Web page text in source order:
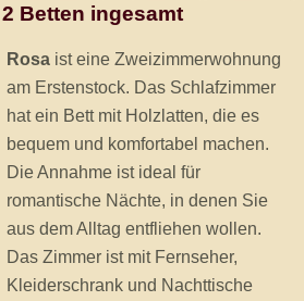
Betten ingesamt
Rosa ist eine Zweizimmerwohnung
am Erstenstock. Das Schlafzimmer
hat ein Bett mit Holzlatten, die es
bequem und komfortabel machen.
Die Annahme ist ideal für
romantische Nächte, in denen Sie
aus dem Alltag entfliehen wollen.
Das Zimmer ist mit Fernseher,
Kleiderschrank und Nachttische